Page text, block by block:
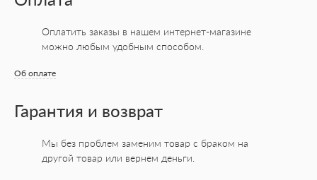
Оплатить заказы в нашем интернет-магазине
можно любым удобным способом.
Об оплате
Гарантия и возврат
Мы без проблем заменим товар с браком на
другой товар или вернем деньги.